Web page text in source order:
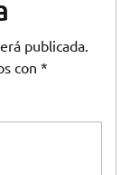
publicada.
con *